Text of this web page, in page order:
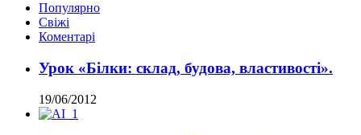
Популярно
Свіжі
Коментарі
Урок «Білки: склад, будова, властивості».
19/06/2012